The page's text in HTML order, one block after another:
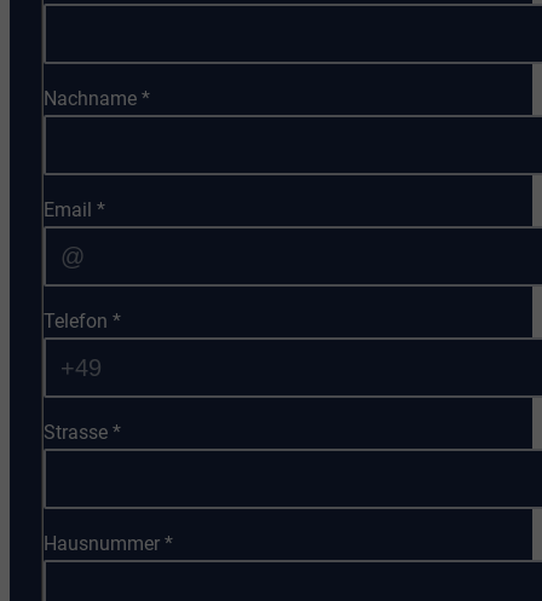
Nachname *
Email *
Telefon *
Strasse *
Hausnummer *